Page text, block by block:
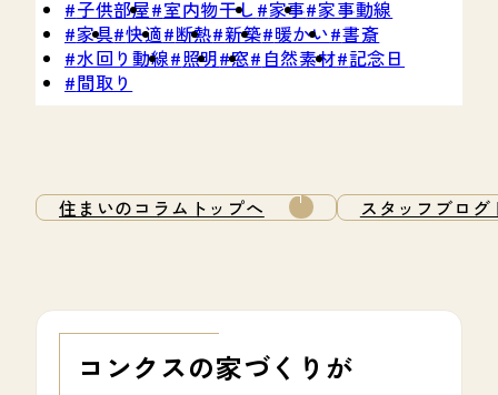
子供部屋 室内物干し 家事 家事動線
家具 快適 断熱 新築 暖かい 書斎
水回り動線 照明 窓 自然素材 記念日
間取り
住まいのコラムトップへ スタッフブログ
コンクスの家づくりが